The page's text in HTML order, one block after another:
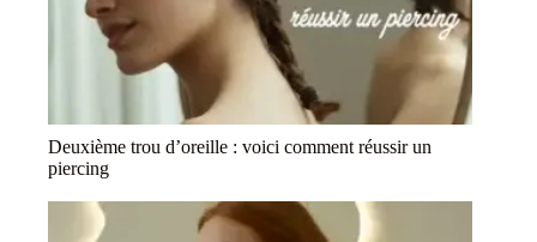
Deuxième trou d’oreille : voici comment réussir un
piercing